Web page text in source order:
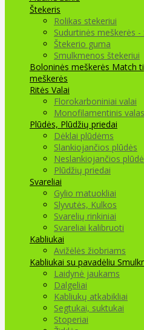
Štekeris
Rolikas stekeriui
Sudurtinės meškerės -
Štekerio guma
Smulkmenos štekeriui
Boloninės meškerės Match
meškerės
Ritės Valai
Florokarboniniai valai
Monofilamentinis valas
Plūdės, Plūdžių priedai
Dėklai plūdėms
Slankiojančios plūdės
Neslankiojančios
Plūdžių priedai
Svareliai
Gylio matuokliai
Slyvutės, Kulkos
Svarelių rinkiniai
Svareliai kalibruoti
Kabliukai
Avižėlės žiobriams
Kabliukai su pavadėliu
Laidynė jaukams
Dalgeliai
Kabliukų atkabikliai
Segtukai, suktukai
Stoperiai